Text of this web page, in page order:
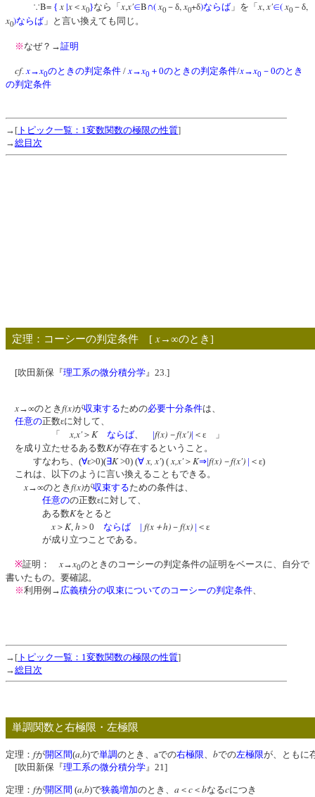
∵B= { x|x ＜ x0}なら「x,x'∈B∩(x0 －δ,x0+δ)ならば 」を「x,x'∈(x0 －δ,
x0)ならば 」 と言い換えても同じ。
※ なぜ？→証明
cf. x→x0のときの判定条件 / x→x0 ＋0のときの判定条件/x→x0 －0のとき
の判定条件
→[ トピック一覧：1変数関数の極限の性質]
→総目次
定理：コーシーの判定条件 [ x→∞のとき]
[吹田新保『理工系の微分積分学』23.]
x→∞のとき f(x)が収束するための必要十分条件は、
任意の正数εに対して、
「x,x' ＞ K ならば、 |f(x)－f(x')| ＜ε 」
を成り立たせるある数Kが存在するということ。
すなわち、(∀ε>0)(∃K>0) (∀ x, x') (x,x' ＞ K⇒|f(x)－f(x') | ＜ε)
これは、以下のように言い換えることもできる。
x→∞のとき f(x)が収束するための条件は、
任意のの正数εに対して、
ある数Kをとると
x ＞ K, h ＞0 ならば | f(x＋h) － f(x) | ＜ε
が成り立つことである。
※証明：x→x0のときのコーシーの判定条件の証明をベースに、自分で
書いたもの。要確認。
※利用例→ 広義積分の収束についてのコーシーの判定条件
→[ トピック一覧：1変数関数の極限の性質]
→総目次
単調関数と右極限・左極限
定理： fが開区間(a,b)で単調のとき、aでの右極限 bでの左極限が、ともに
[吹田新保『理工系の微分積分学 』21]
定理： fが開区間 (a,b)で狭義増加のとき、 a ＜ c ＜ bなるcにつき